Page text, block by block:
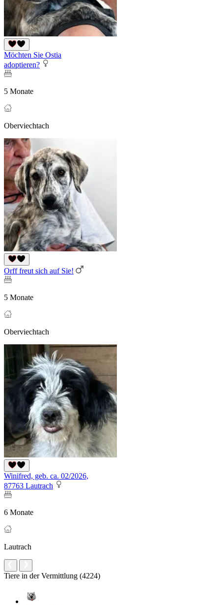
Möchten Sie Ostia
adoptieren?
5 Monate
Oberviechtach
Orff freut sich auf Sie!
5 Monate
Oberviechtach
Winifred, geb. ca. 02/2026,
87763 Lautrach
6 Monate
Lautrach
Tiere in der Vermittlung (4224)